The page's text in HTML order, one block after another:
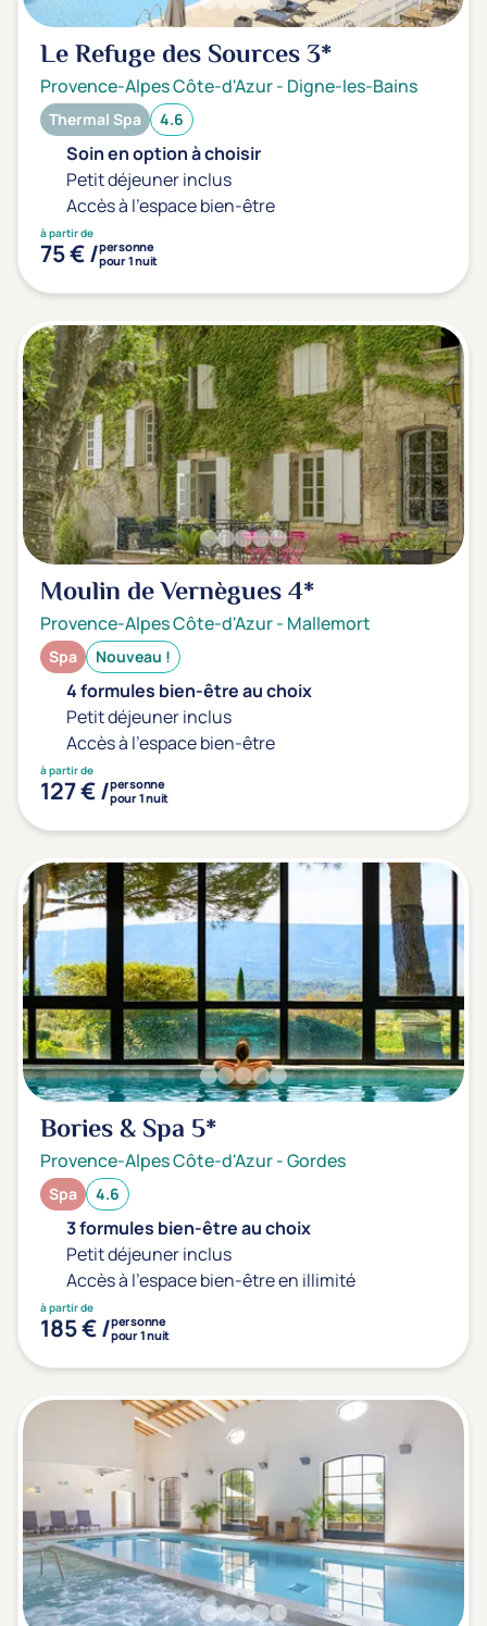
Le Refuge des Sources3*
Provence-Alpes Côte-d'Azur- Digne-les-Bains
Thermal Spa 4.6
Soin en option à choisir
Petit déjeuner inclus
Accès à l'espace bien-être
à partir de
75 € /personne
pour 1 nuit
Moulin de Vernègues4*
Provence-Alpes Côte-d'Azur- Mallemort
Spa Nouveau !
4 formules bien-être au choix
Petit déjeuner inclus
Accès à l'espace bien-être
à partir de
127 € /personne
pour 1 nuit
Bories & Spa 5*
Provence-Alpes Côte-d'Azur-Gordes
Spa 4.6
3 formules bien-être au choix
Petit déjeuner inclus
Accès à l'espace bien-être en illimité
à partir de
185 € /personne
pour 1 nuit